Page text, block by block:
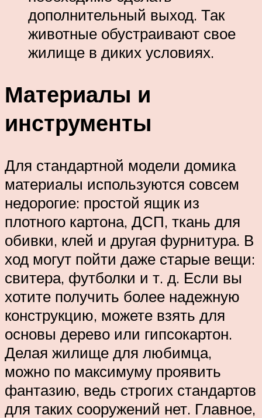
дополнительный выход. Так
животные обустраивают свое
жилище в диких условиях.
Материалы и
инструменты
Для стандартной модели домика
материалы используются совсем
недорогие: простой ящик из
плотного картона, ДСП, ткань для
обивки, клей и другая фурнитура. В
ход могут пойти даже старые вещи:
свитера, футболки и т. д. Если вы
хотите получить более надежную
конструкцию, можете взять для
основы дерево или гипсокартон.
Делая жилище для любимца,
можно по максимуму проявить
фантазию, ведь строгих стандартов
для таких сооружений нет. Главное,